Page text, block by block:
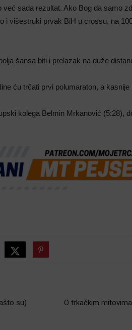
već sada rezultat. Ako Bog da samo
i višestruki prvak BiH u crossu, na
šansa biti i prelazak na duže
ću trčati prvi polumaraton, a kasnije
kolega Belmin Mrkanović (5:28),
su)
O trkačkim